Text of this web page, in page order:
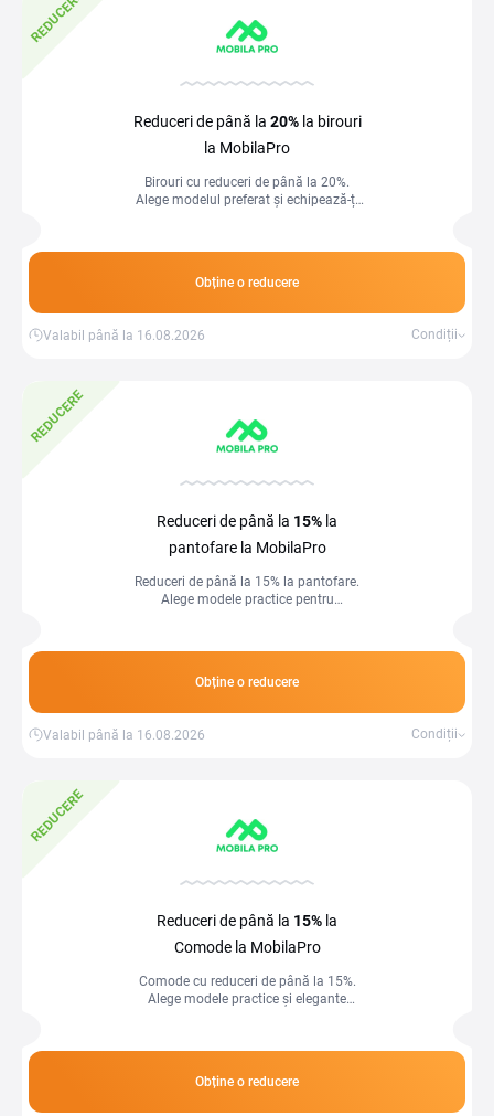
REDUCERE
Reduceri de până la 20%la birouri
la MobilaPro
Birouri cu reduceri de până la 20%.
Alege modelul preferat și echipează-ți
Obține o reducere
Valabil până la 16.08.2026 Condiții
REDUCERE
Reduceri de până la 15% la
pantofare la MobilaPro
Reduceri de până la 15% la pantofare.
Alege modele practice pentru
Obține o reducere
Valabil până la 16.08.2026 Condiții
REDUCERE
Reduceri de până la 15% la
Comode la MobilaPro
Comode cu reduceri de până la 15%.
Alege modele practice și elegante
avantajoase.
Obține o reducere